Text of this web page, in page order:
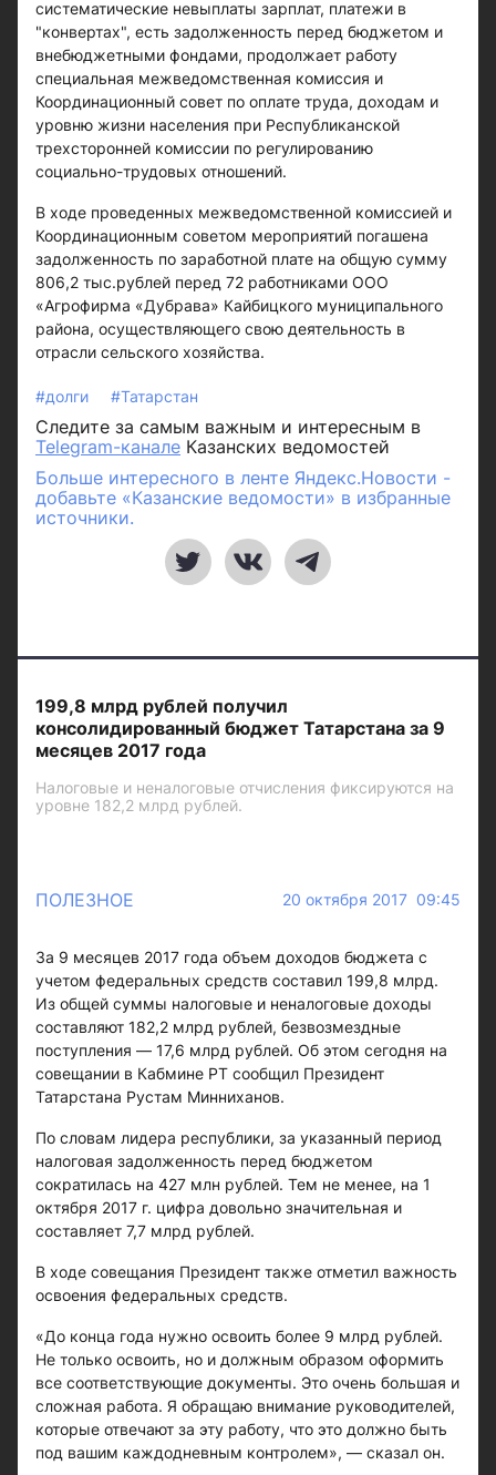
систематические невыплаты зарплат, платежи в
"конвертах", есть задолженность перед бюджетом и
внебюджетными фондами, продолжает работу
специальная межведомственная комиссия и
Координационный совет по оплате труда, доходам и
уровню жизни населения при Республиканской
трехсторонней комиссии по регулированию
социально-трудовых отношений.
В ходе проведенных межведомственной комиссией и
Координационным советом мероприятий погашена
задолженность по заработной плате на общую сумму
806,2 тыс.рублей перед 72 работниками ООО
«Агрофирма «Дубрава» Кайбицкого муниципального
района, осуществляющего свою деятельность в
отрасли сельского хозяйства.
#долги #Татарстан
Следите за самым важным и интересным в
Telegram-канале Казанских ведомостей
Больше интересного в ленте Яндекс.Новости -
добавьте «Казанские ведомости» в избранные
источники.
199,8 млрд рублей получил
консолидированный бюджет Татарстана за 9
месяцев 2017 года
Налоговые и неналоговые отчисления фиксируются на
уровне 182,2 млрд рублей.
ПОЛЕЗНОЕ 20 октября 2017 09:45
За 9 месяцев 2017 года объем доходов бюджета с
учетом федеральных средств составил 199,8 млрд.
Из общей суммы налоговые и неналоговые доходы
составляют 182,2 млрд рублей, безвозмездные
поступления — 17,6 млрд рублей. Об этом сегодня на
совещании в Кабмине РТ сообщил Президент
Татарстана Рустам Минниханов.
По словам лидера республики, за указанный период
налоговая задолженность перед бюджетом
сократилась на 427 млн рублей. Тем не менее, на 1
октября 2017 г. цифра довольно значительная и
составляет 7,7 млрд рублей.
В ходе совещания Президент также отметил важность
освоения федеральных средств.
«До конца года нужно освоить более 9 млрд рублей.
Не только освоить, но и должным образом оформить
все соответствующие документы. Это очень большая и
сложная работа. Я обращаю внимание руководителей,
которые отвечают за эту работу, что это должно быть
под вашим каждодневным контролем», — сказал он.